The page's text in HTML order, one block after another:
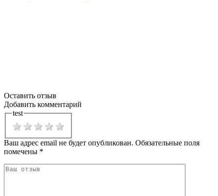
Оставить отзыв
Добавить комментарий
test
4 stars
3 stars
2 stars
1 star
Ваш адрес email не будет опубликован. Обязательные поля
помечены *